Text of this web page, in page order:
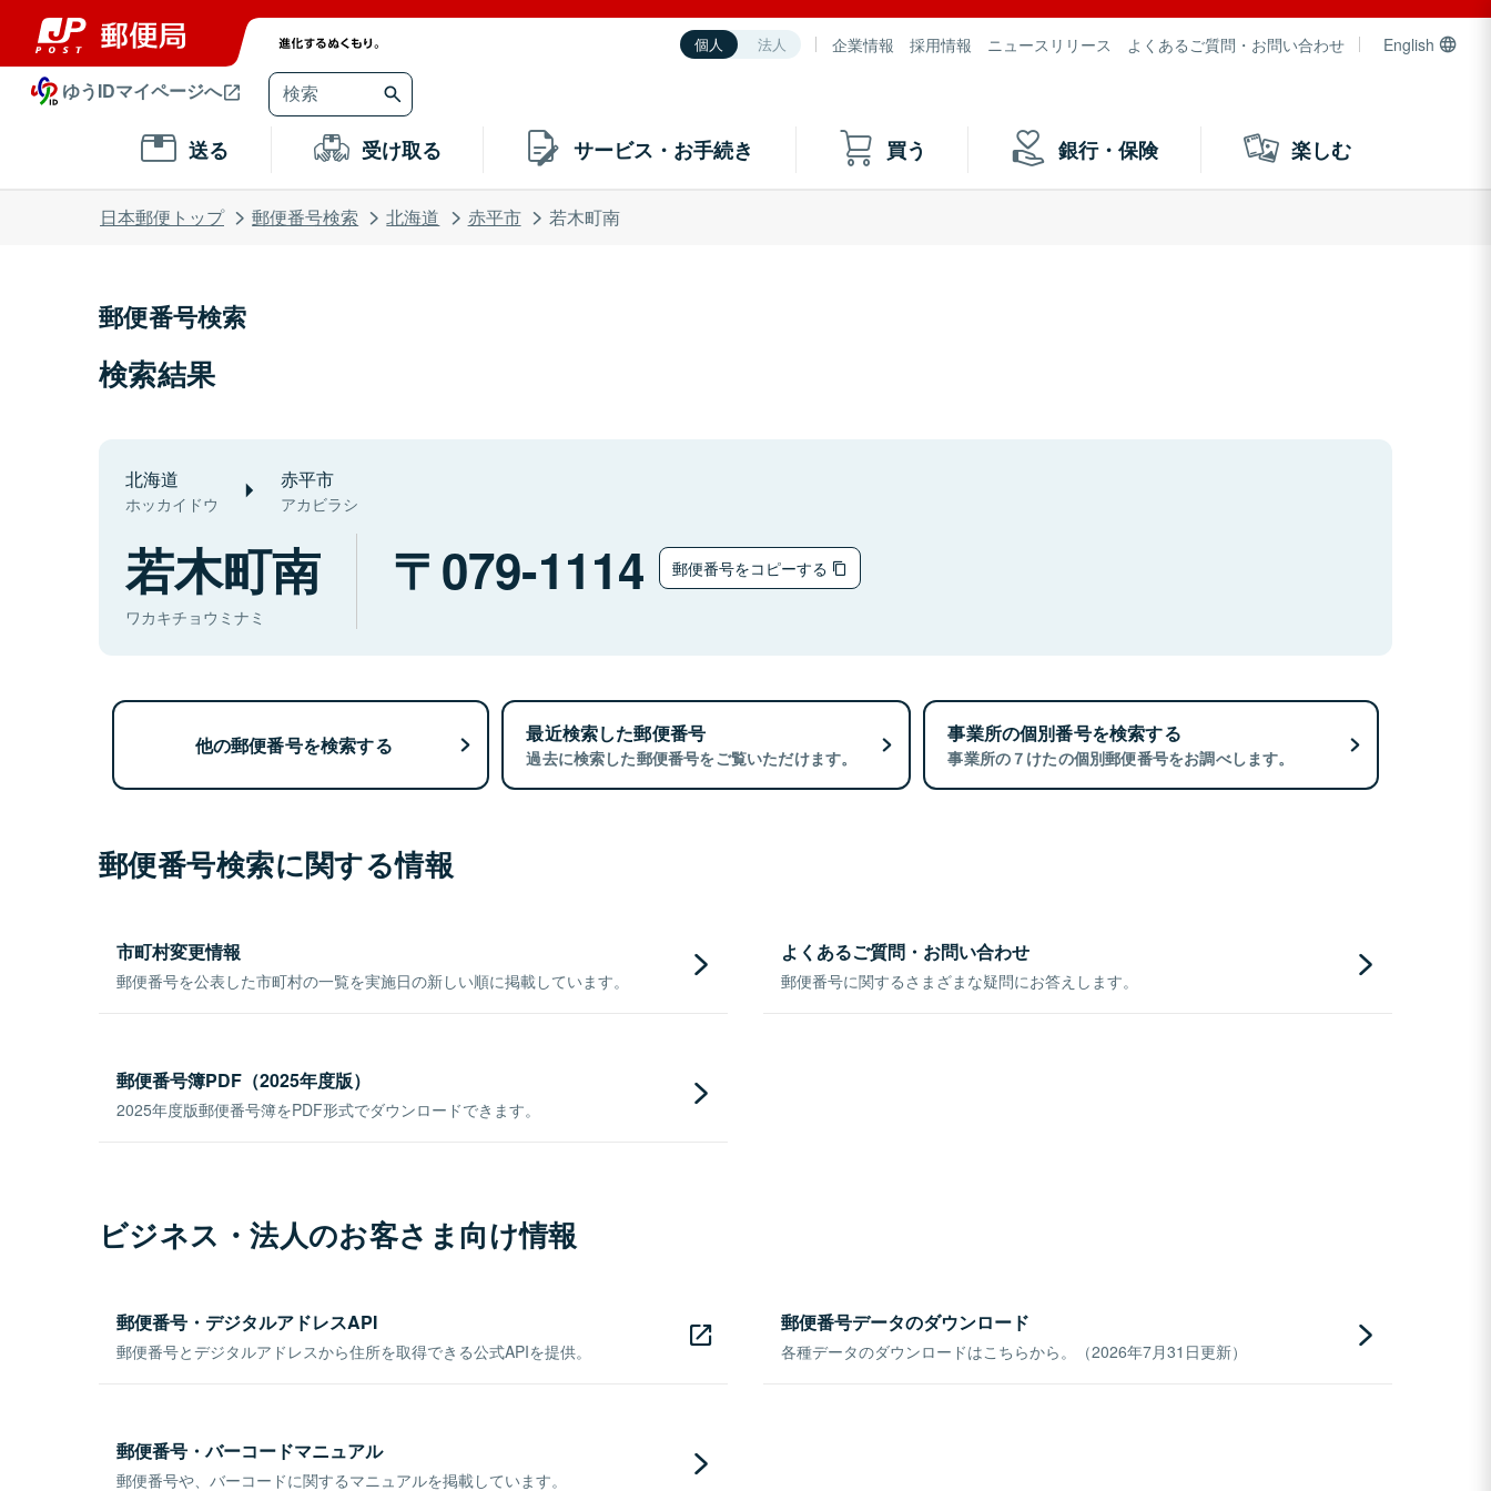
個人 法人 企業情報 採用情報 ニュースリリース よくあるご質問・お問い合わせ English
ゆうIDマイページへ
送る 受け取る サービス・お手続き 買う 銀行・保険 楽しむ
日本郵便トップ 郵便番号検索 北海道 赤平市 若木町南
郵便番号検索
検索結果
北海道
ホッカイドウ
赤平市
アカビラシ
若木町南
ワカキチョウミナミ
079-1114 郵便番号をコピーする
他の郵便番号を検索する 最近検索した郵便番号
過去に検索した郵便番号をご覧いただけます。
事業所の個別番号を検索する
事業所の７けたの個別郵便番号をお調べします。
郵便番号検索に関する情報
市町村変更情報
郵便番号を公表した市町村の一覧を実施日の新しい順に掲載しています。
よくあるご質問・お問い合わせ
郵便番号に関するさまざまな疑問にお答えします。
郵便番号簿PDF（2025年度版）
2025年度版郵便番号簿をPDF形式でダウンロードできます。
ビジネス・法人のお客さま向け情報
郵便番号・デジタルアドレスAPI
郵便番号とデジタルアドレスから住所を取得できる公式APIを提供。
郵便番号データのダウンロード
各種データのダウンロードはこちらから。（2026年7月31日更新）
郵便番号・バーコードマニュアル
郵便番号や、バーコードに関するマニュアルを掲載しています。